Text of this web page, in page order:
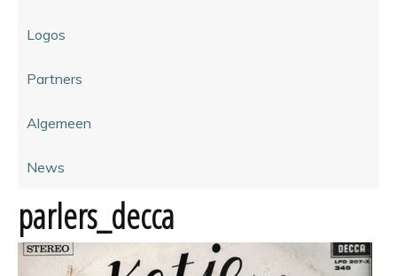
Logos
Partners
Algemeen
News
parlers_decca